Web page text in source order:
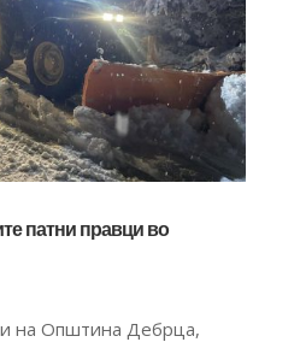
патни правци во
на Општина Дебрца,